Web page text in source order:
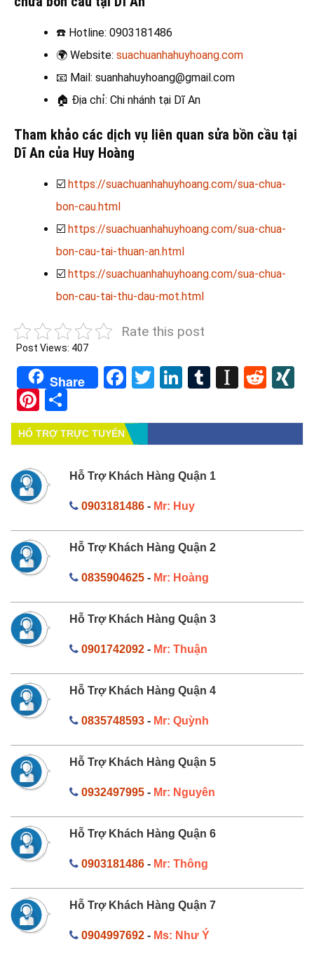
☎️ Hotline: 0903181486
🌍 Website: suachuanhahuyhoang.com
📧 Mail: suanhahuyhoang@gmail.com
🏠 Địa chỉ: Chi nhánh tại Dĩ An
Tham khảo các dịch vụ liên quan sửa bồn cầu tại
Dĩ An của Huy Hoàng
☑️ https://suachuanhahuyhoang.com/sua-chua-
bon-cau.html
☑️ https://suachuanhahuyhoang.com/sua-chua-
bon-cau-tai-thuan-an.html
☑️ https://suachuanhahuyhoang.com/sua-chua-
bon-cau-tai-thu-dau-mot.html
Rate this post
Post Views: 407
Share Facebook
TwitterLinkedIn
Tumblr
Pinterest
HỔ TRỢ TRỰC TUYẾN
Hỗ Trợ Khách Hàng Quận 1
0903181486- Mr: Huy
Hỗ Trợ Khách Hàng Quận 2
0835904625- Mr: Hoàng
Hỗ Trợ Khách Hàng Quận 3
0901742092- Mr: Thuận
Hỗ Trợ Khách Hàng Quận 4
0835748593- Mr: Quỳnh
Hỗ Trợ Khách Hàng Quận 5
0932497995- Mr: Nguyên
Hỗ Trợ Khách Hàng Quận 6
0903181486- Mr: Thông
Hỗ Trợ Khách Hàng Quận 7
0904997692- Ms: Như Ý